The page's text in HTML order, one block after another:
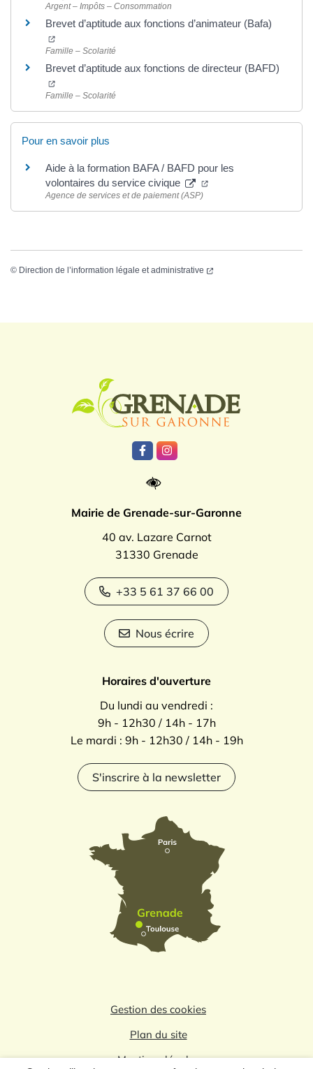
Argent – Impôts – Consommation
Brevet d’aptitude aux fonctions d’animateur (Bafa)
Famille – Scolarité
Brevet d’aptitude aux fonctions de directeur (BAFD)
Famille – Scolarité
Pour en savoir plus
Aide à la formation BAFA / BAFD pour les
volontaires du service civique
Agence de services et de paiement (ASP)
© Direction de l’information légale et administrative
Lien vers le compte Facebook
Lien vers le compte
Mairie de Grenade-sur-Garonne
40 av. Lazare Carnot
31330 Grenade
+33 5 61 37 66 00
Nous écrire
Horaires d'ouverture
Du lundi au vendredi :
9h - 12h30 / 14h - 17h
Le mardi : 9h - 12h30 / 14h - 19h
S'inscrire à la newsletter
Gestion des cookies
Plan du site
Mentions légales